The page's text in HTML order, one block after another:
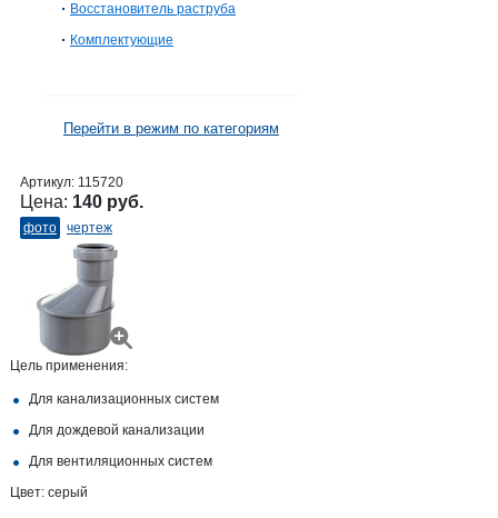
Восстановитель раструба
Комплектующие
Перейти в режим по категориям
Артикул: 115720
Цена: 140 руб.
фото чертеж
Цель применения:
Для канализационных систем
Для дождевой канализации
Для вентиляционных систем
Цвет: серый